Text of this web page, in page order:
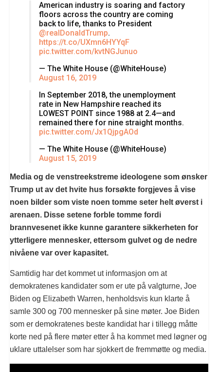
American industry is soaring and factory
floors across the country are coming
back to life, thanks to President
@realDonaldTrump.
https://t.co/UXmn6HYYqF
pic.twitter.com/kvtNGJunuo
— The White House (@WhiteHouse)
August 16, 2019
In September 2018, the unemployment
rate in New Hampshire reached its
LOWEST POINT since 1988 at 2.4—and
remained there for nine straight months.
pic.twitter.com/Jx1QjpgAOd
— The White House (@WhiteHouse)
August 15, 2019
Media og de venstreekstreme ideologene som ønsker
Trump ut av det hvite hus forsøkte forgjeves å vise
noen bilder som viste noen tomme seter helt øverst i
arenaen. Disse setene forble tomme fordi
brannvesenet ikke kunne garantere sikkerheten for
ytterligere mennesker, ettersom gulvet og de nedre
nivåene var over kapasitet.
Samtidig har det kommet ut informasjon om at
demokratenes kandidater som er ute på valgturne, Joe
Biden og Elizabeth Warren, henholdsvis kun klarte å
samle 300 og 700 mennesker på sine møter. Joe Biden
som er demokratenes beste kandidat har i tillegg måtte
korte ned på flere møter etter å ha kommet med løgner og
uklare uttalelser som har sjokkert de fremmøtte og media.